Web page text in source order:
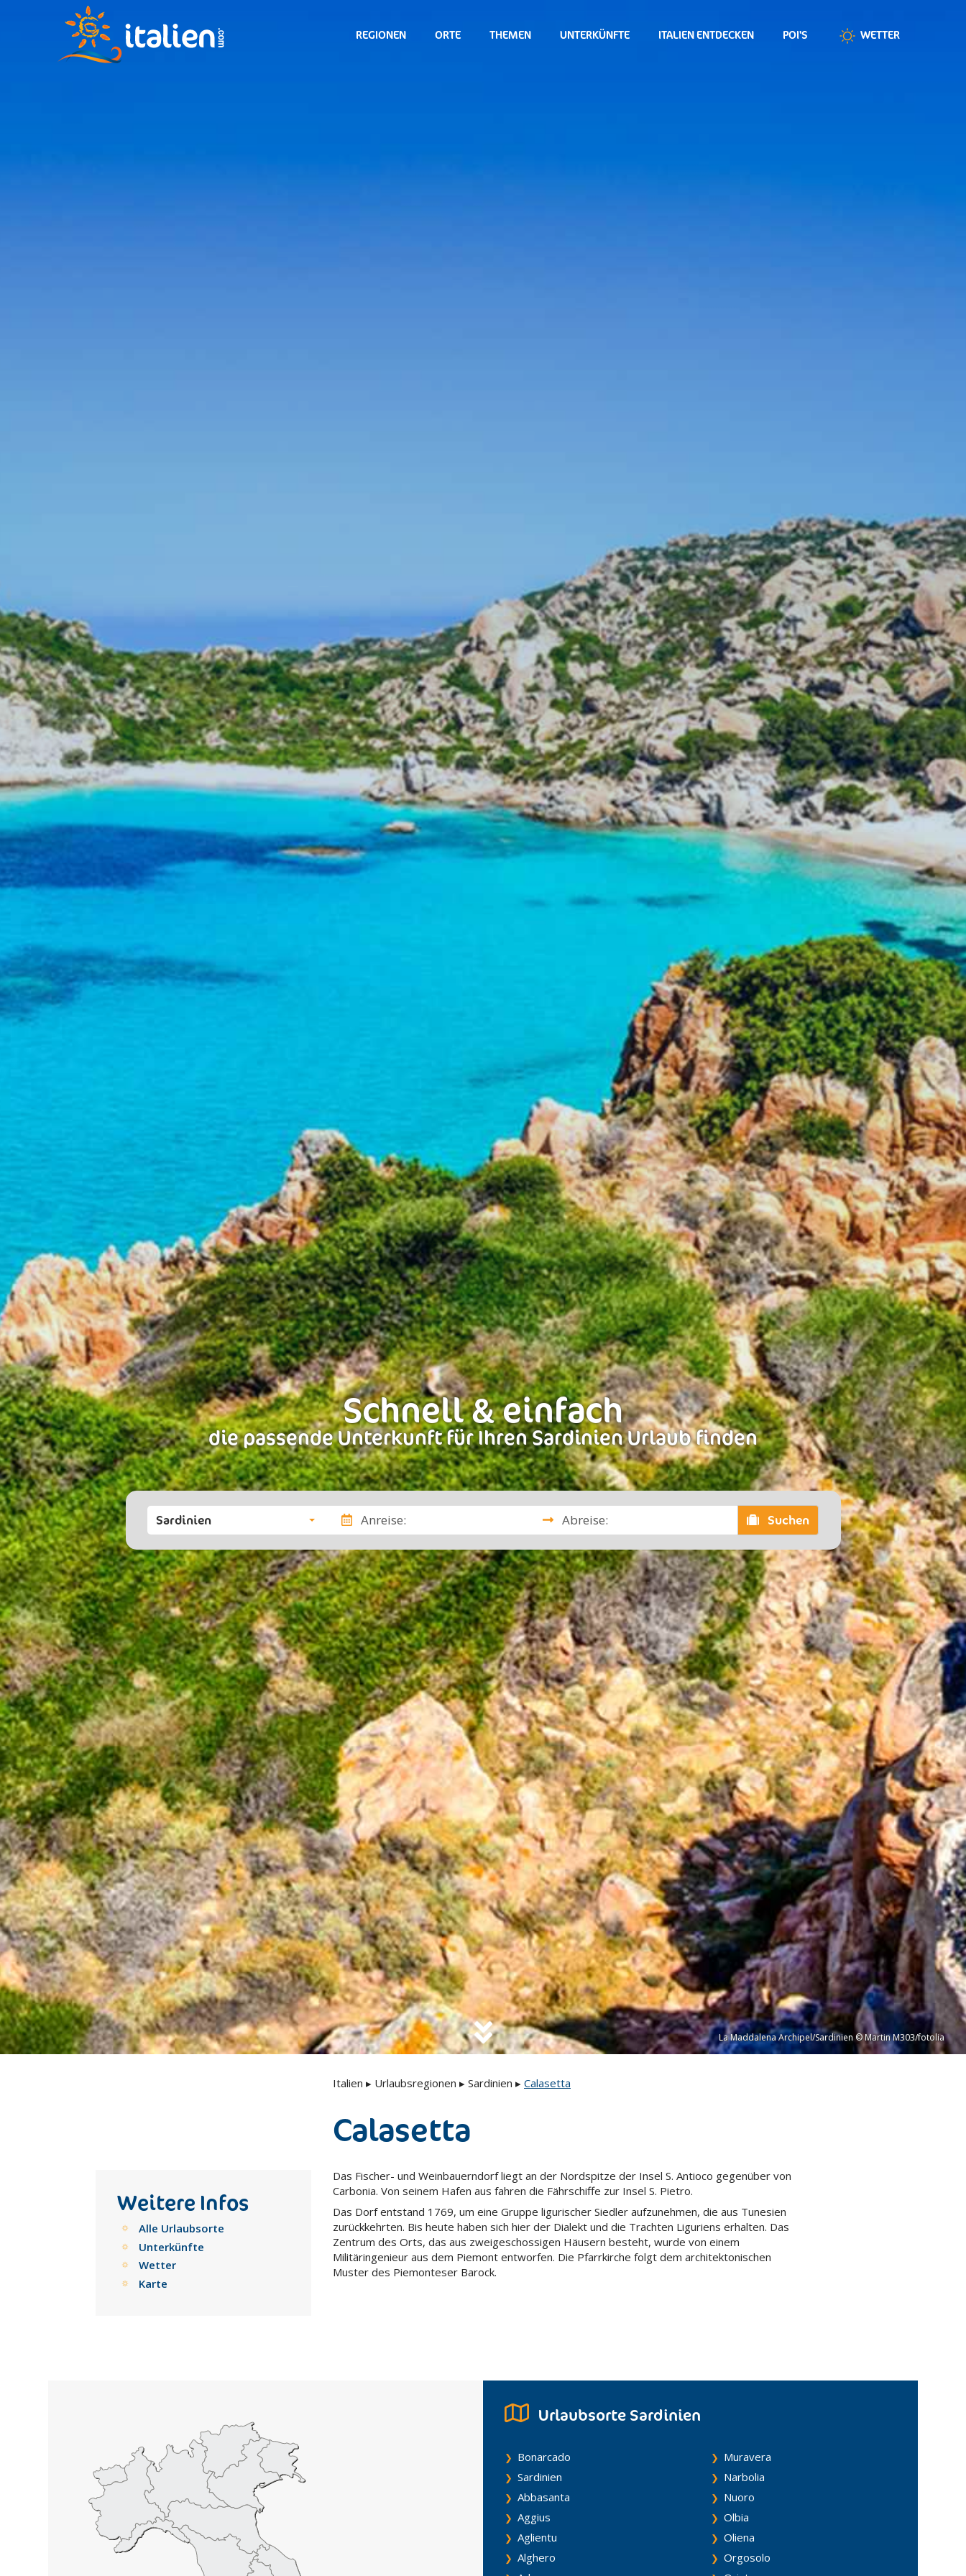
La Maddalena Archipel/Sardinien © Martin M303/fotolia
REGIONEN ORTE THEMEN UNTERKÜNFTE ITALIEN ENTDECKEN POI'S WETTER
Schnell & einfach
die passende Unterkunft für Ihren Sardinien Urlaub finden
Sardinien Anreise: Abreise: Suchen
Italien ▸ Urlaubsregionen ▸ Sardinien ▸ Calasetta
Calasetta
Das Fischer- und Weinbauerndorf liegt an der Nordspitze der Insel S. Antioco gegenüber von
Carbonia. Von seinem Hafen aus fahren die Fährschiffe zur Insel S. Pietro.
Das Dorf entstand 1769, um eine Gruppe ligurischer Siedler aufzunehmen, die aus Tunesien
zurückkehrten. Bis heute haben sich hier der Dialekt und die Trachten Liguriens erhalten. Das
Zentrum des Orts, das aus zweigeschossigen Häusern besteht, wurde von einem
Militäringenieur aus dem Piemont entworfen. Die Pfarrkirche folgt dem architektonischen
Muster des Piemonteser Barock.
Weitere Infos
Alle Urlaubsorte
Unterkünfte
Wetter
Karte
Urlaubsorte Sardinien
Bonarcado
Sardinien
Abbasanta
Aggius
Aglientu
Alghero
Muravera
Narbolia
Nuoro
Olbia
Oliena
Orgosolo